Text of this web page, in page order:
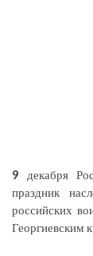
9 декабря
праздник
российских
Георгиевским